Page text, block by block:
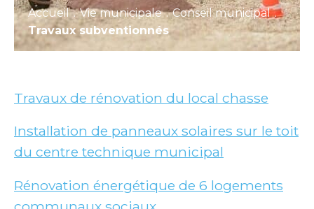
Accueil . Vie municipale . Conseil municipal .
Travaux subventionnés
Travaux de rénovation du local chasse
Installation de panneaux solaires sur le toit
du centre technique municipal
Rénovation énergétique de 6 logements